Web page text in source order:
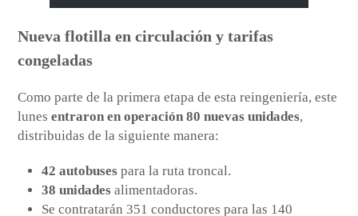
Nueva flotilla en circulación y tarifas
congeladas
Como parte de la primera etapa de esta reingeniería, este
lunesentraron en operación 80 nuevas unidades,
distribuidas de la siguiente manera:
42 autobuses para la ruta troncal.
38 unidades alimentadoras.
Se contratarán 351 conductores para las 140